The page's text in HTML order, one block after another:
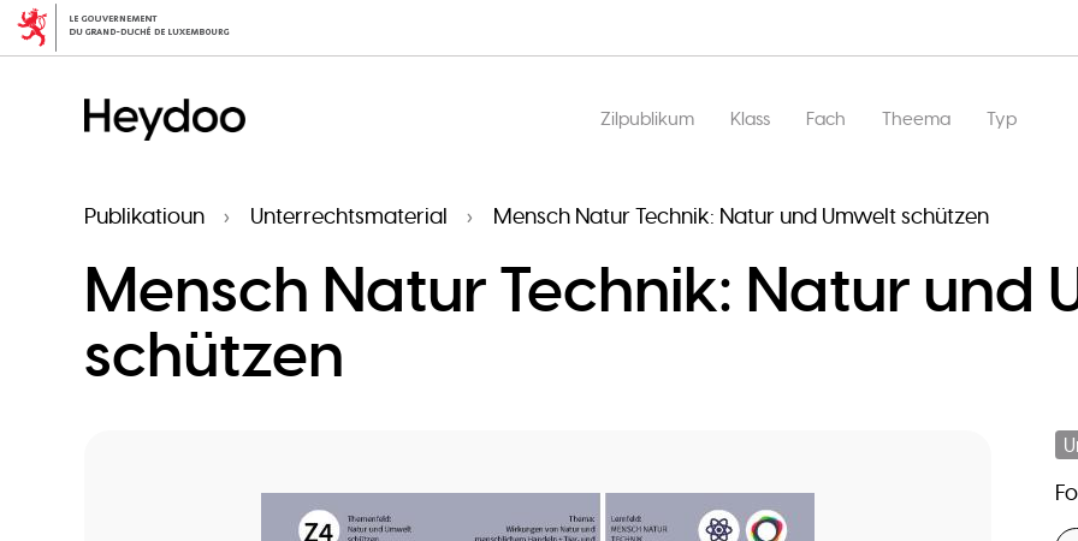
Main
Zilpublikum Klass Fach Theema Typ
Publikatioun Unterrechtsmaterial Mensch Natur Technik: Natur und Umwelt schützen
Mensch Natur Technik: Natur und
schützen